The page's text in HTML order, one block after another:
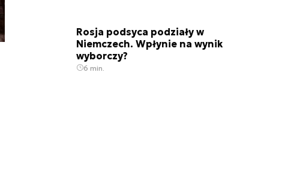
Rosja podsyca podziały w
Niemczech. Wpłynie na wynik
wyborczy?
6 min.